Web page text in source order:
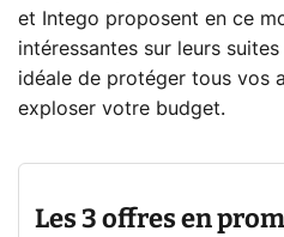
et Intego proposent en ce
intéressantes sur leurs
idéale de protéger tous vos
exploser votre budget.
Les 3 offres en